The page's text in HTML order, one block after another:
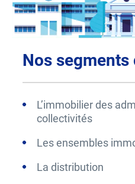
Nos segments
L’immobilier des
collectivités
Les ensembles
La distribution